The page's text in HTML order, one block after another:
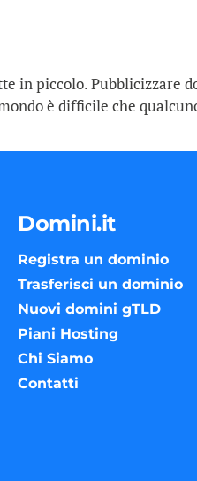
in piccolo. Pubblicizzare
è difficile che
Domini.it
Registra un dominio
Trasferisci un dominio
Nuovi domini gTLD
Piani Hosting
Chi Siamo
Contatti